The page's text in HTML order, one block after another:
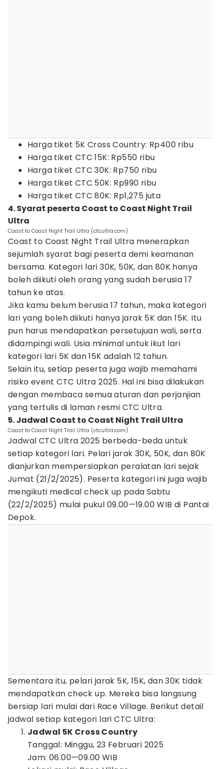
Harga tiket 5K Cross Country: Rp400 ribu
Harga tiket CTC 15K: Rp550 ribu
Harga tiket CTC 30K: Rp750 ribu
Harga tiket CTC 50K: Rp990 ribu
Harga tiket CTC 80K: Rp1,275 juta
4. Syarat peserta Coast to Coast Night Trail
Ultra
Coast to Coast Night Trail Ultra (ctcultra.com)
Coast to Coast Night Trail Ultra menerapkan
sejumlah syarat bagi peserta demi keamanan
bersama. Kategori lari 30K, 50K, dan 80K hanya
boleh diikuti oleh orang yang sudah berusia 17
tahun ke atas.
Jika kamu belum berusia 17 tahun, maka kategori
lari yang boleh diikuti hanya jarak 5K dan 15K. Itu
pun harus mendapatkan persetujuan wali, serta
didampingi wali. Usia minimal untuk ikut lari
kategori lari 5K dan 15K adalah 12 tahun.
Selain itu, setiap peserta juga wajib memahami
risiko event CTC Ultra 2025. Hal ini bisa dilakukan
dengan membaca semua aturan dan perjanjian
yang tertulis di laman resmi CTC Ultra.
5. Jadwal Coast to Coast Night Trail Ultra
Coast to Coast Night Trail Ultra (ctcultra.com)
Jadwal CTC Ultra 2025 berbeda-beda untuk
setiap kategori lari. Pelari jarak 30K, 50K, dan 80K
dianjurkan mempersiapkan peralatan lari sejak
Jumat (21/2/2025). Peserta kategori ini juga wajib
mengikuti medical check up pada Sabtu
(22/2/2025) mulai pukul 09.00—19.00 WIB di Pantai
Depok.
Sementara itu, pelari jarak 5K, 15K, dan 30K tidak
mendapatkan check up. Mereka bisa langsung
bersiap lari mulai dari Race Village. Berikut detail
jadwal setiap kategori lari CTC Ultra:
Jadwal 5K Cross Country
Tanggal: Minggu, 23 Februari 2025
Jam: 06.00—09.00 WIB